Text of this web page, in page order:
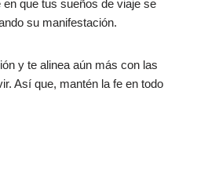
que tus sueños de viaje se
su manifestación.
y te alinea aún más con las
Así que, mantén la fe en todo